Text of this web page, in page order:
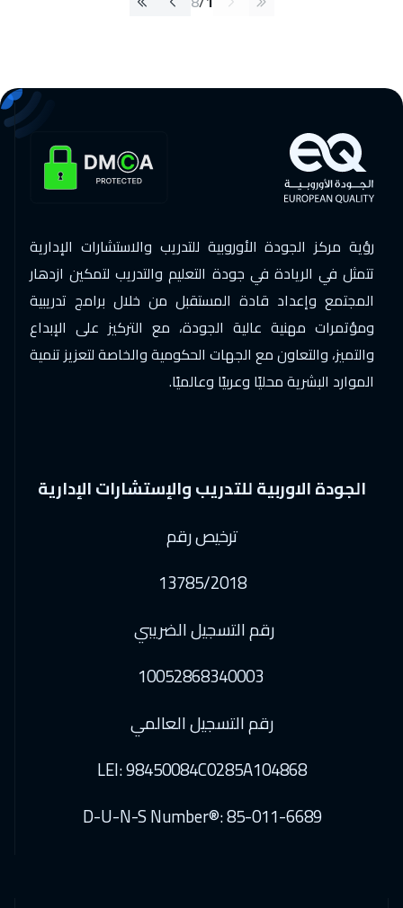
رؤية مركز الجودة الأوروبية للتدريب والاستشارات الإدارية
تتمثل في الريادة في جودة التعليم والتدريب لتمكين ازدهار
المجتمع وإعداد قادة المستقبل من خلال برامج تدريبية
ومؤتمرات مهنية عالية الجودة، مع التركيز على الإبداع
والتميز، والتعاون مع الجهات الحكومية والخاصة لتعزيز تنمية
الموارد البشرية محليًا وعربيًا وعالميًا.
الجودة الاوربية للتدريب والإستشارات الإدارية
ترخيص رقم
13785/2018
رقم التسجيل الضريبي
10052868340003
رقم التسجيل العالمي
LEI: 98450084C0285A104868
D-U-N-S Number®: 85-011-6689